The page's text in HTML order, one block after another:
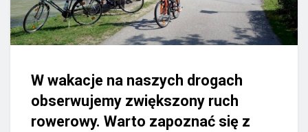
W wakacje na naszych drogach
obserwujemy zwiększony ruch
rowerowy. Warto zapoznać się z